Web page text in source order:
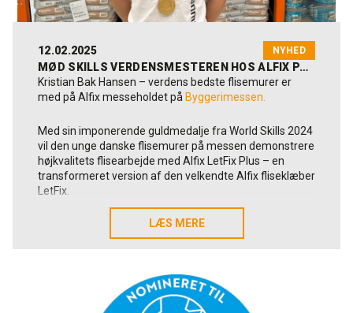
12.02.2025 NYHED
MØD SKILLS VERDENSMESTEREN HOS ALFIX PÅ BYGGERI'25
Kristian Bak Hansen – verdens bedste flisemurer er
med på Alfix messeholdet på Byggerimessen.
Med sin imponerende guldmedalje fra World Skills 2024
vil den unge danske flisemurer på messen demonstrere
højkvalitets flisearbejde med Alfix LetFix Plus – en
transformeret version af den velkendte Alfix fliseklæber
LetFix.
Verdensmesteren der til dagligt arbejder hos nordjyske
Hæstrup Murerforretning ApSudtaler:
man de bedste resultater. Alfix’s produkter er bare
pissegode at arbejde med, og jeg glæder mig til at
LÆS MERE
LÆS MERE